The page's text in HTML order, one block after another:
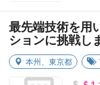
最先端技術を用
ションに挑戦し
本州 東京都